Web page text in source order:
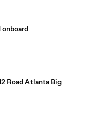
onboard
Road Atlanta Big